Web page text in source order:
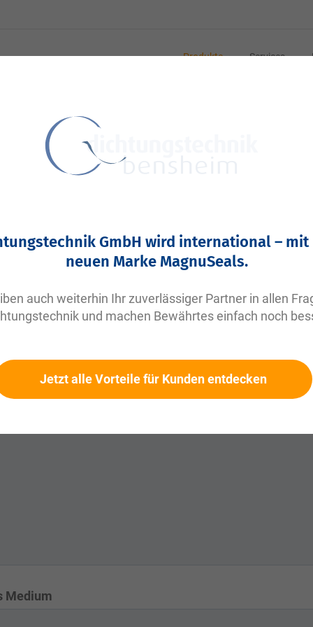
Produkte Services
unserem Standard-Sortiment abdecken können? Kein
zu übermitteln. Wir prüfen diese umgehend und
Dichtung
Medium
GmbH wird international –
neuen Marke MagnuSeals.
auch weiterhin Ihr zuverlässiger Partner in allen
und machen Bewährtes einfach noch
Jetzt alle Vorteile für Kunden entdecken